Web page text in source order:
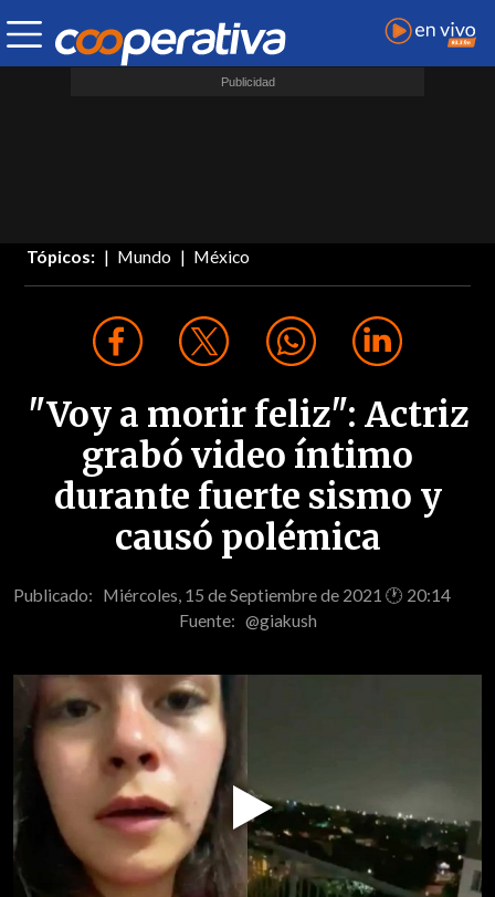
Tópicos: Mundo México
"Voy a morir feliz": Actriz
grabó video íntimo
durante fuerte sismo y
causó polémica
Publicado: Miércoles, 15 de Septiembre de 2021 🕐 20:14
Fuente: @giakush
Video